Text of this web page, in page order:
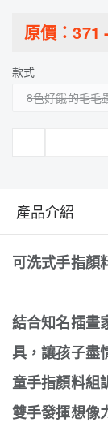
原價：371 -
款式
8色好餓的毛毛
-
產品介紹
可洗式手指顏
結合知名插畫
具，讓孩子盡
童手指顏料組
雙手發揮想像